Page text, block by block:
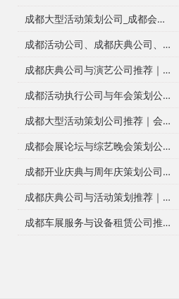
成都大型活动策划公司_成都会议策划公司_成都庆典策划公司哪家专业？成都红星活动策划26年团队实力深度解析
成都活动公司、成都庆典公司、成都会务公司、成都会议策划公司，红星团队26年经验深度解读
成都庆典公司与演艺公司推荐｜开张剪彩、舞龙舞狮、大型晚会全案执行
成都活动执行公司与年会策划公司推荐｜全流程服务与安全保障
成都大型活动策划公司推荐｜会议策划、庆典执行、年会演艺一站式服务
成都会展论坛与综艺晚会策划公司推荐｜活动策划执行与资源整合专家
成都开业庆典与周年庆策划公司推荐｜专业舞台搭建与高端现场布置
成都庆典公司与活动策划推荐｜跨年晚会、元旦晚会、企业年会一站式执行
成都车展服务与设备租赁公司推荐｜新车上市、试驾活动、巡展全案执行